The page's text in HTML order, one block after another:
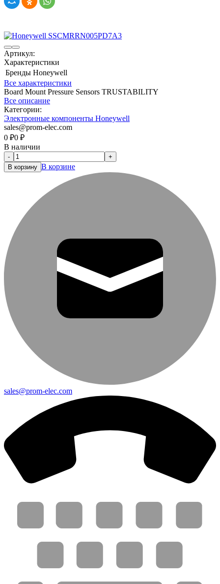
Артикул:
Характеристики
Бренды Honeywell
Все характеристики
Board Mount Pressure Sensors TRUSTABILITY
Все описание
Категории:
Электронные компоненты Honeywell
sales@prom-elec.com
0 ₽0 ₽
В наличии
-
+
В корзину В корзине
sales@prom-elec.com